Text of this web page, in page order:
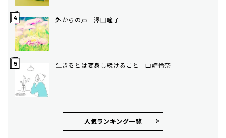
外からの声 澤田瞳子
生きるとは変身し続けること 山崎怜奈
人気ランキング⼀覧